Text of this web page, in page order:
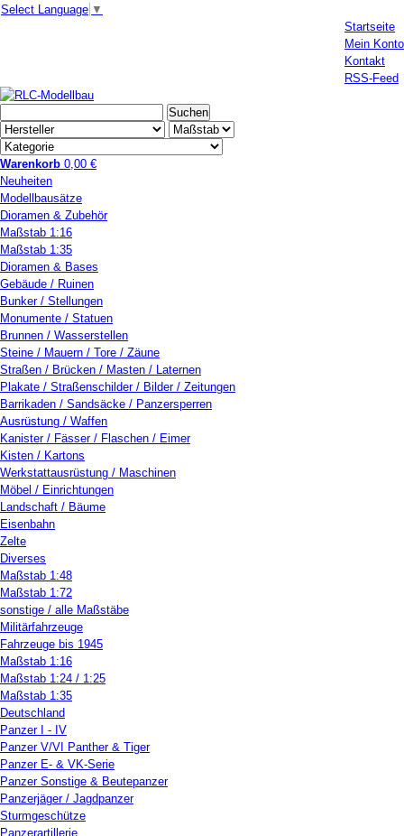
Select Language ▼
Startseite
Mein Konto
Kontakt
RSS-Feed
Warenkorb 0,00 €
Neuheiten
Modellbausätze
Dioramen & Zubehör
Maßstab 1:16
Maßstab 1:35
Dioramen & Bases
Gebäude / Ruinen
Bunker / Stellungen
Monumente / Statuen
Brunnen / Wasserstellen
Steine / Mauern / Tore / Zäune
Straßen / Brücken / Masten / Laternen
Plakate / Straßenschilder / Bilder / Zeitungen
Barrikaden / Sandsäcke / Panzersperren
Ausrüstung / Waffen
Kanister / Fässer / Flaschen / Eimer
Kisten / Kartons
Werkstattausrüstung / Maschinen
Möbel / Einrichtungen
Landschaft / Bäume
Eisenbahn
Zelte
Diverses
Maßstab 1:48
Maßstab 1:72
sonstige / alle Maßstäbe
Militärfahrzeuge
Fahrzeuge bis 1945
Maßstab 1:16
Maßstab 1:24 / 1:25
Maßstab 1:35
Deutschland
Panzer I - IV
Panzer V/VI Panther & Tiger
Panzer E- & VK-Serie
Panzer Sonstige & Beutepanzer
Panzerjäger / Jagdpanzer
Sturmgeschütze
Panzerartillerie